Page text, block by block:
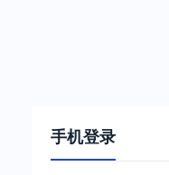
手机登录